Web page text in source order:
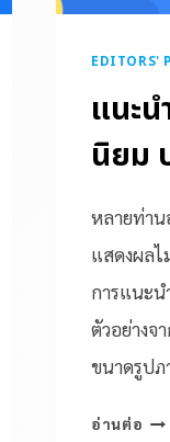
EDITORS'
แนะ
นิยม
หลายท่าน
แสดงผลไ
การแนะน
ตัวอย่างจ
ขนาดรูป
อ่านต่อ